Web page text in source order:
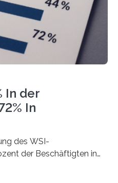
je…
In der
In
des WSI-
der Beschäftigten in
der Anteil mit 72 Prozent